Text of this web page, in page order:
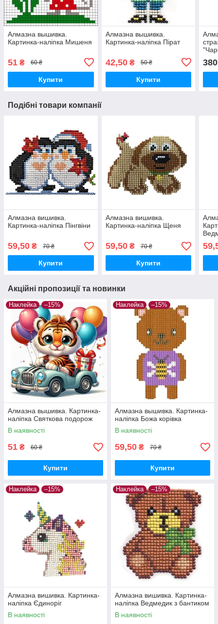
Алмазна вышивка.
Картинка-наліпка Мишеня
51 ₴ 60 ₴
Купити
Алмазна вышивка.
Картинка-наліпка Пірат
42,50₴ 50 ₴
Купити
380
Подібні товари компанії
Алмазна вишивка.
Картинка-наліпка Пінгвіни
59,50 ₴ 70 ₴
Купити
Алмазна вишивка.
Картинка-наліпка Щеня
59,50₴ 70 ₴
Купити
Акційні пропозиції та новинки
Наклейка –15%
Алмазна вышивка. Картинка-
наліпка Святкова подорож
В наявності
51 ₴ 60 ₴
Купити
Наклейка –15%
Алмазна вышивка. Картинка-
наліпка Божа корівка
В наявності
59,50 ₴ 70 ₴
Купити
Наклейка –15%
Алмазна вишивка. Картинка-
наліпка Єдиноріг
В наявності
Наклейка –15%
Алмазна вишивка. Картинка-
наліпка Ведмедик з бантиком
В наявності